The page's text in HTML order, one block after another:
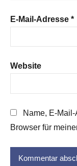
E-Mail-Adresse *
Website
Name, E-
Browser für